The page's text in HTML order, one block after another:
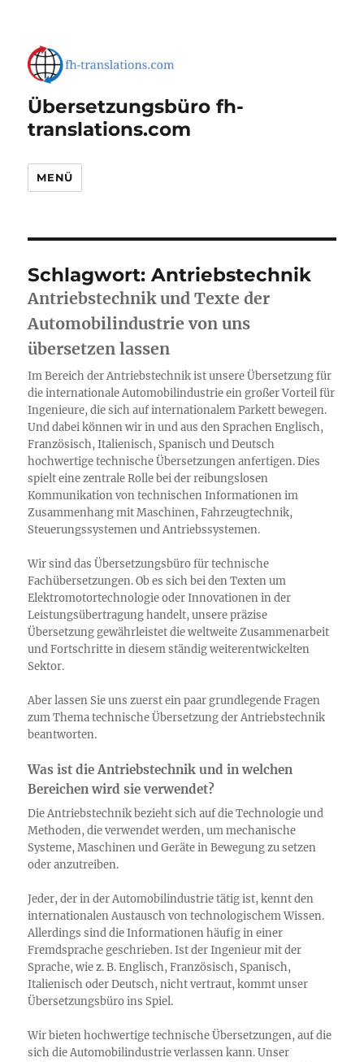
Übersetzungsbüro fh-
translations.com
MENÜ
Schlagwort:Antriebstechnik
Antriebstechnik und Texte der
Automobilindustrie von uns
übersetzen lassen
Im Bereich der Antriebstechnik ist unsere Übersetzung für
die internationale Automobilindustrie ein großer Vorteil für
Ingenieure, die sich auf internationalem Parkett bewegen.
Und dabei können wir in und aus den Sprachen Englisch,
Französisch, Italienisch, Spanisch und Deutsch
hochwertige technische Übersetzungen anfertigen. Dies
spielt eine zentrale Rolle bei der reibungslosen
Kommunikation von technischen Informationen im
Zusammenhang mit Maschinen, Fahrzeugtechnik,
Steuerungssystemen und Antriebssystemen.
Wir sind das Übersetzungsbüro für technische
Fachübersetzungen. Ob es sich bei den Texten um
Elektromotortechnologie oder Innovationen in der
Leistungsübertragung handelt, unsere präzise
Übersetzung gewährleistet die weltweite Zusammenarbeit
und Fortschritte in diesem ständig weiterentwickelten
Sektor.
Aber lassen Sie uns zuerst ein paar grundlegende Fragen
zum Thema technische Übersetzung der Antriebstechnik
beantworten.
Was ist die Antriebstechnik und in welchen
Bereichen wird sie verwendet?
Die Antriebstechnik bezieht sich auf die Technologie und
Methoden, die verwendet werden, um mechanische
Systeme, Maschinen und Geräte in Bewegung zu setzen
oder anzutreiben.
Jeder, der in der Automobilindustrie tätig ist, kennt den
internationalen Austausch von technologischem Wissen.
Allerdings sind die Informationen häufig in einer
Fremdsprache geschrieben. Ist der Ingenieur mit der
Sprache, wie z. B. Englisch, Französisch, Spanisch,
Italienisch oder Deutsch, nicht vertraut, kommt unser
Übersetzungsbüro ins Spiel.
Wir bieten hochwertige technische Übersetzungen, auf die
sich die Automobilindustrie verlassen kann. Unser